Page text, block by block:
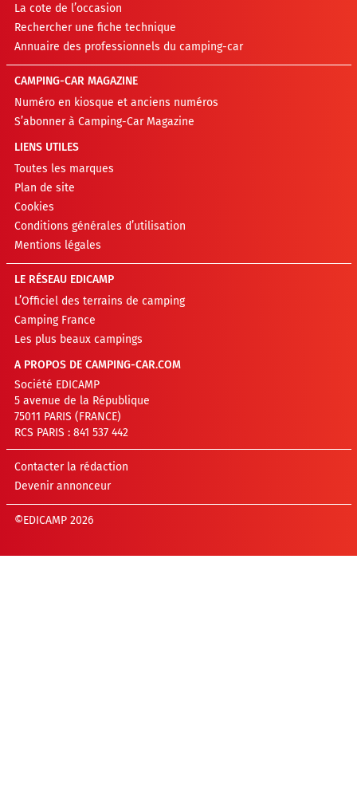
La cote de l’occasion
Rechercher une fiche technique
Annuaire des professionnels du camping-car
CAMPING-CAR MAGAZINE
Numéro en kiosque et anciens numéros
S’abonner à Camping-Car Magazine
LIENS UTILES
Toutes les marques
Plan de site
Cookies
Conditions générales d’utilisation
Mentions légales
LE RÉSEAU EDICAMP
L’Officiel des terrains de camping
Camping France
Les plus beaux campings
A PROPOS DE CAMPING-CAR.COM
Société EDICAMP
5 avenue de la République
75011 PARIS (FRANCE)
RCS PARIS : 841 537 442
Contacter la rédaction
Devenir annonceur
©EDICAMP 2026